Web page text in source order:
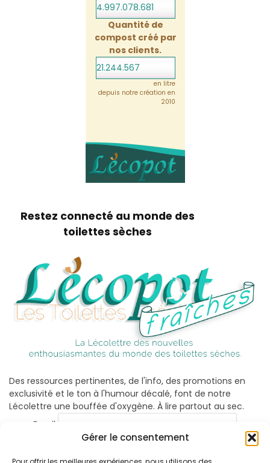
Gérer le consentement
4.997.078.702
Quantité de
compost créé par
nos clients.
21.244.567
en litre
depuis notre création en
2010
Restez connecté au monde des
toilettes sèches
Des ressources pertinentes, de l'info, des promotions en
exclusivité et le ton à l'humour décalé, font de notre
Lécolettre une bouffée d'oxygène. À lire partout au sec.
Email